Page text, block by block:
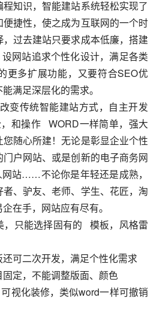
知识，智能建站系统轻松实现了
捷性，使之成为互联网的一个时
过去建站只要求成本低廉，搭建
网站追求个性化设计，满足各类
更多扩展功能，又要符合SEO优
满足深层化的需求。
变传统智能建站方式，自主开发
，和操作   WORD一样简单，强大
随心所建！无论是彰显企业个性
户网站、或是创新的电子商务网
站……不论你是年轻还是成熟，
、驴友、老师、学生、花匠，淘
企在手，网站应有尽有。
只能选择固有的   模板，风格雷
可二次开发，满足个性化需求
定，不能调整版面、颜色